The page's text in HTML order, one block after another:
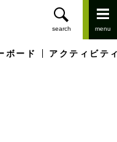
ボード アクティビテ